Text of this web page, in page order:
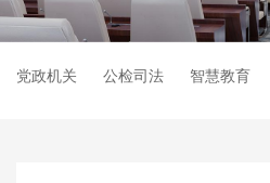
党政机关 公检司法 智慧教育